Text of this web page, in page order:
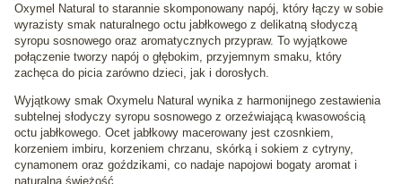
Oxymel Natural to starannie skomponowany napój, który łączy w sobie
wyrazisty smak naturalnego octu jabłkowego z delikatną słodyczą
syropu sosnowego oraz aromatycznych przypraw. To wyjątkowe
połączenie tworzy napój o głębokim, przyjemnym smaku, który
zachęca do picia zarówno dzieci, jak i dorosłych.
Wyjątkowy smak Oxymelu Natural wynika z harmonijnego zestawienia
subtelnej słodyczy syropu sosnowego z orzeźwiającą kwasowością
octu jabłkowego. Ocet jabłkowy macerowany jest czosnkiem,
korzeniem imbiru, korzeniem chrzanu, skórką i sokiem z cytryny,
cynamonem oraz goździkami, co nadaje napojowi bogaty aromat i
naturalną świeżość.